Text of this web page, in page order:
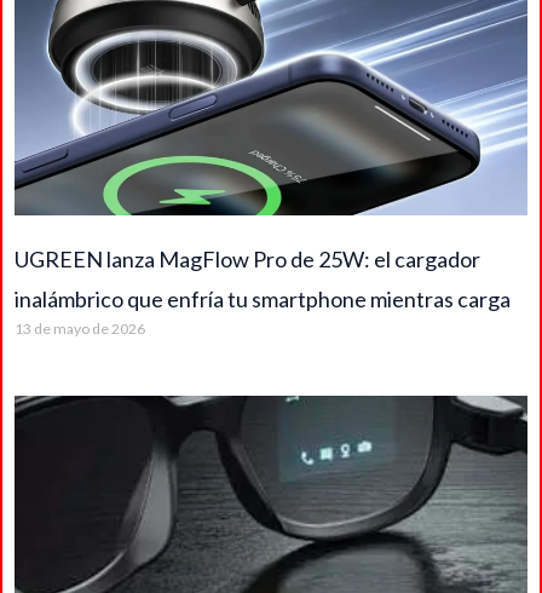
UGREEN lanza MagFlow Pro de 25W: el cargador
inalámbrico que enfría tu smartphone mientras carga
13 de mayo de 2026